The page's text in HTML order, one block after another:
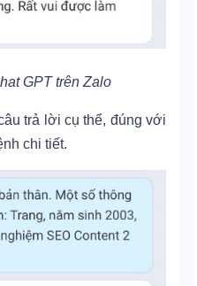
GPT trên Zalo
trả lời cụ thể, đúng với
chi tiết.